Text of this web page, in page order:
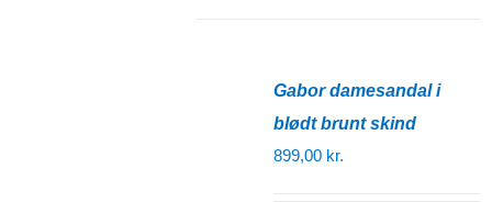
Gabor damesandal i
blødt brunt skind
899,00 kr.